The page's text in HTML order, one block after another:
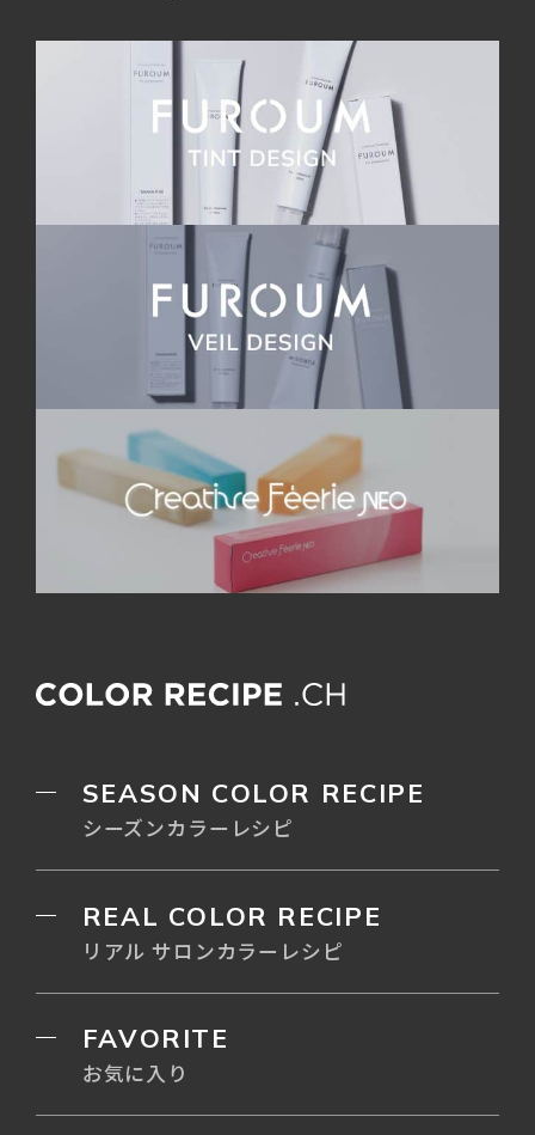
SEASON COLOR RECIPE
シーズンカラーレシピ
REAL COLOR RECIPE
リアル サロンカラーレシピ
FAVORITE
お気に入り